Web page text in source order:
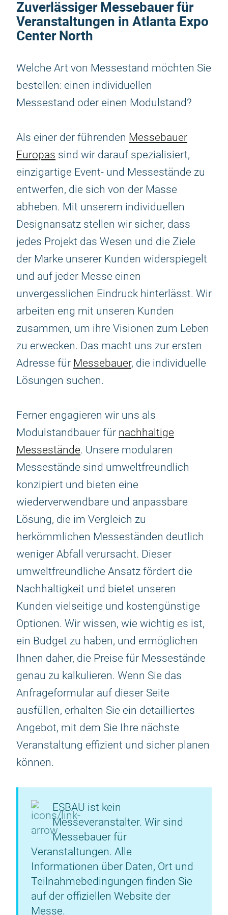
Zuverlässiger Messebauer für
Veranstaltungen in Atlanta Expo
Center North
Welche Art von Messestand möchten Sie
bestellen: einen individuellen
Messestand oder einen Modulstand?
Als einer der führenden Messebauer
Europas sind wir darauf spezialisiert,
einzigartige Event- und Messestände zu
entwerfen, die sich von der Masse
abheben. Mit unserem individuellen
Designansatz stellen wir sicher, dass
jedes Projekt das Wesen und die Ziele
der Marke unserer Kunden widerspiegelt
und auf jeder Messe einen
unvergesslichen Eindruck hinterlässt. Wir
arbeiten eng mit unseren Kunden
zusammen, um ihre Visionen zum Leben
zu erwecken. Das macht uns zur ersten
Adresse für Messebauer, die individuelle
Lösungen suchen.
Ferner engagieren wir uns als
Modulstandbauer für nachhaltige
Messestände. Unsere modularen
Messestände sind umweltfreundlich
konzipiert und bieten eine
wiederverwendbare und anpassbare
Lösung, die im Vergleich zu
herkömmlichen Messeständen deutlich
weniger Abfall verursacht. Dieser
umweltfreundliche Ansatz fördert die
Nachhaltigkeit und bietet unseren
Kunden vielseitige und kostengünstige
Optionen. Wir wissen, wie wichtig es ist,
ein Budget zu haben, und ermöglichen
Ihnen daher, die Preise für Messestände
genau zu kalkulieren. Wenn Sie das
Anfrageformular auf dieser Seite
ausfüllen, erhalten Sie ein detailliertes
Angebot, mit dem Sie Ihre nächste
Veranstaltung effizient und sicher planen
können.
ESBAU ist kein
Messeveranstalter. Wir sind
Messebauer für
Veranstaltungen. Alle
Informationen über Daten, Ort und
Teilnahmebedingungen finden Sie
auf der offiziellen Website der
Messe.